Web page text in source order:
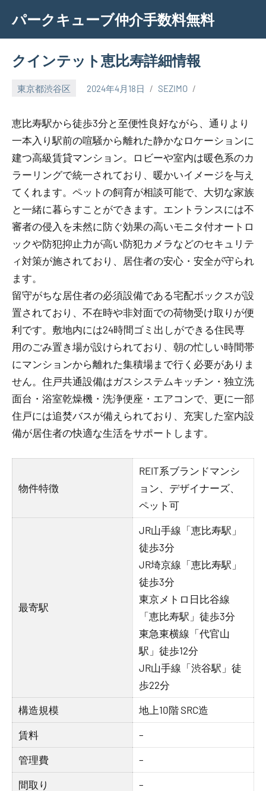
content
パークキューブ仲介手数料無料
クインテット恵比寿詳細情報
東京都渋谷区 2024年4月18日 SEZIMO
恵比寿駅から徒歩3分と至便性良好ながら、通りより
一本入り駅前の喧騒から離れた静かなロケーションに
建つ高級賃貸マンション。ロビーや室内は暖色系のカ
ラーリングで統一されており、暖かいイメージを与え
てくれます。ペットの飼育が相談可能で、大切な家族
と一緒に暮らすことができます。エントランスには不
審者の侵入を未然に防ぐ効果の高いモニタ付オートロ
ックや防犯抑止力が高い防犯カメラなどのセキュリテ
ィ対策が施されており、居住者の安心・安全が守られ
ます。
留守がちな居住者の必須設備である宅配ボックスが設
置されており、不在時や非対面での荷物受け取りが便
利です。敷地内には24時間ゴミ出しができる住民専
用のごみ置き場が設けられており、朝の忙しい時間帯
にマンションから離れた集積場まで行く必要がありま
せん。住戸共通設備はガスシステムキッチン・独立洗
面台・浴室乾燥機・洗浄便座・エアコンで、更に一部
住戸には追焚バスが備えられており、充実した室内設
備が居住者の快適な生活をサポートします。
物件特徴
REIT系ブランドマンシ
ョン、デザイナーズ、
ペット可
最寄駅
JR山手線「恵比寿駅」
徒歩3分
JR埼京線「恵比寿駅」
徒歩3分
東京メトロ日比谷線
「恵比寿駅」徒歩3分
東急東横線「代官山
駅」徒歩12分
JR山手線「渋谷駅」徒
歩22分
構造規模 地上10階 SRC造
賃料 –
管理費 –
間取り –